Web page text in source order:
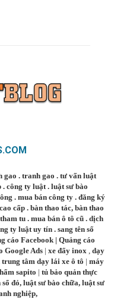
gao . tranh gao . tư vấn luật
. công ty luật. luật sư bào
. mua bán công ty. đăng ký
cấp . bàn thao tác, bàn thao
tham tu. mua bán ô tô cũ. dịch
ty luật uy tín. sang tên sổ
cáo Facebook| Quảng cáo
Google Ads | xe đẩy inox , dạy
trung tâm dạy lái xe ô tô | máy
sapito | tủ bảo quản thực
sổ đỏ, luật sư bào chữa, luật sư
nghiệp,